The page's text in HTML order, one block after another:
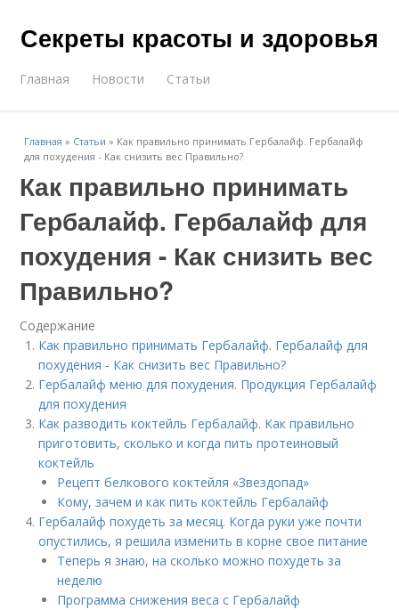
Секреты красоты и здоровья
Главная Новости Статьи
Главная » Статьи » Как правильно принимать Гербалайф. Гербалайф
для похудения - Как снизить вес Правильно?
Как правильно принимать
Гербалайф. Гербалайф для
похудения - Как снизить вес
Правильно?
Содержание
Как правильно принимать Гербалайф. Гербалайф для
похудения - Как снизить вес Правильно?
Гербалайф меню для похудения. Продукция Гербалайф
для похудения
Как разводить коктейль Гербалайф. Как правильно
приготовить, сколько и когда пить протеиновый
коктейль
Рецепт белкового коктейля «Звездопад»
Кому, зачем и как пить коктейль Гербалайф
Гербалайф похудеть за месяц. Когда руки уже почти
опустились, я решила изменить в корне свое питание
Теперь я знаю, на сколько можно похудеть за
неделю
Программа снижения веса с Гербалайф